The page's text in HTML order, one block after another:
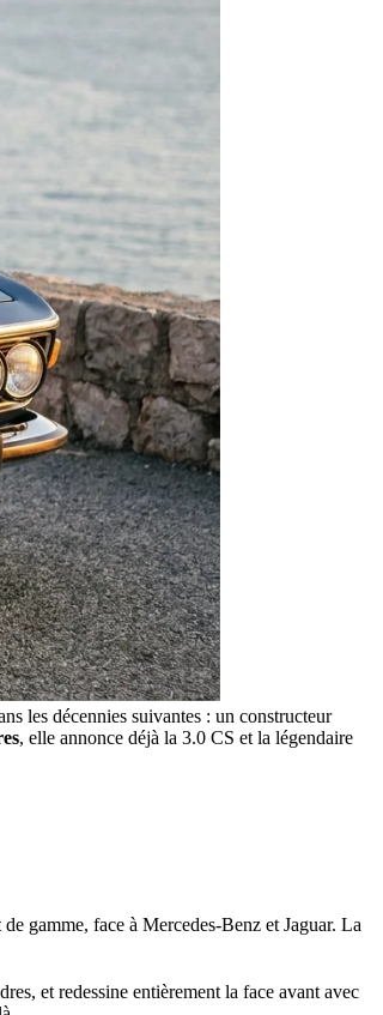
les décennies suivantes : un constructeur
, elle annonce déjà la 3.0 CS et la légendaire
gamme, face à Mercedes-Benz et Jaguar. La
et redessine entièrement la face avant avec